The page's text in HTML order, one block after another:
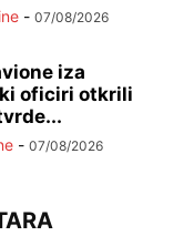
- 07/08/2026
iza
oficiri otkrili
- 07/08/2026